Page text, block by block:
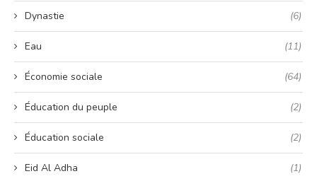
Dynastie (6)
Eau (11)
Économie sociale (64)
Éducation du peuple (2)
Éducation sociale (2)
Eid Al Adha (1)